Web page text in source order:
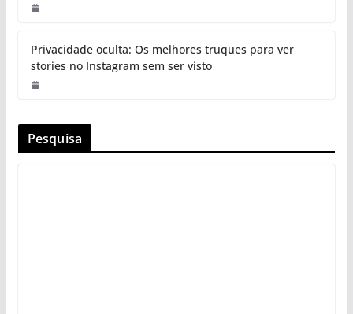
Privacidade oculta: Os melhores truques para ver
stories no Instagram sem ser visto
Pesquisa